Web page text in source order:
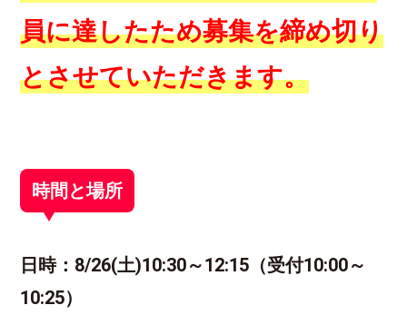
員に達したため募集を締め切り
とさせていただきます。
時間と場所
日時：8/26(土)10:30～12:15（受付10:00～
10:25）